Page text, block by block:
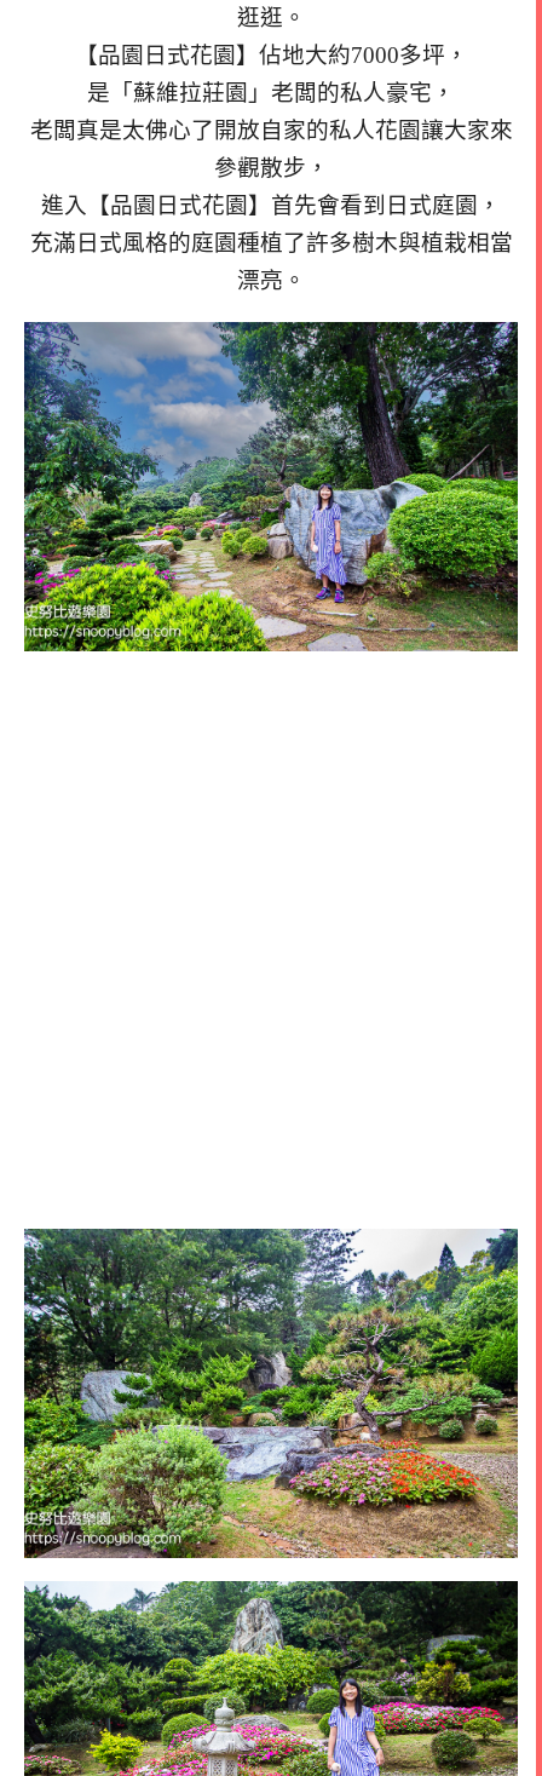
逛逛。
【品園日式花園】佔地大約7000多坪，
是「蘇維拉莊園」老闆的私人豪宅，
老闆真是太佛心了開放自家的私人花園讓大家來
參觀散步，
進入【品園日式花園】首先會看到日式庭園，
充滿日式風格的庭園種植了許多樹木與植栽相當
漂亮。